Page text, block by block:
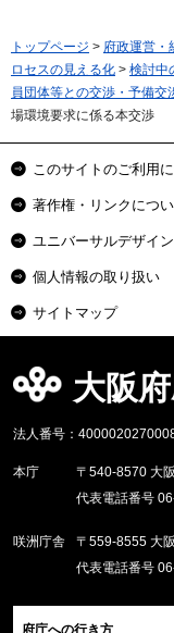
トップページ > 府政運営・
ロセスの見える化 > 検討中
員団体等との交渉・予備交
場環境要求に係る本交渉
このサイトのご利用
著作権・リンクにつ
ユニバーサルデザイ
個人情報の取り扱い
サイトマップ
大阪
法人番号：
本庁
〒540-8570 大
代表電話番号
咲洲庁舎
〒559-8555 大
代表電話番号